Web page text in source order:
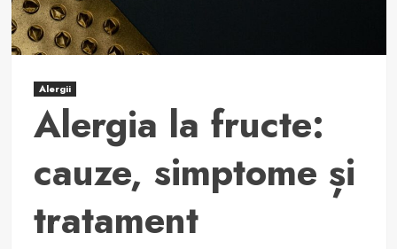
Alergii
Alergia la fructe:
cauze, simptome și
tratament